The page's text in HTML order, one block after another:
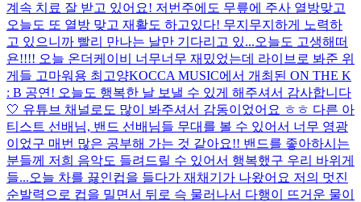
계속 치료 잘 받고 있어요! 저번주에도 무릎에 주사 열방맞고
오늘도 또 열방 맞고 재활도 하고있다! 무지무지하게 노력하
고 있으니까 빨리 만나는 날만 기다리고 있...오늘도 고생해떠
욘!!!! 오늘 온더케이비 너무너무 재밌었는데 라이브로 봐준 위
게들 고마워용 최고양KOCCA MUSIC에서 개최된 ON THE K
: B 공연! 오늘도 행복한 날 보낼 수 있게 해주셔서 감사합니다
🤍 유튜브 채널로도 많이 봐주셔서 감동이었어요 ㅎㅎ 다른 아
티스트 선배님, 밴드 선배님들 무대를 볼 수 있어서 너무 영광
이었구 매번 많은 공부해 가는 것 같아요!! 밴드를 좋아하시는
분들께 저희 음악도 들려드릴 수 있어서 행복했구 우리 바위게
들...오늘 차를 끓인컵을 들다가 재채기가 나왔어요 저의 멋진
순발력으로 컵을 밀면서 뒤로 슥 물러나서 다행이 뜨거운 물이